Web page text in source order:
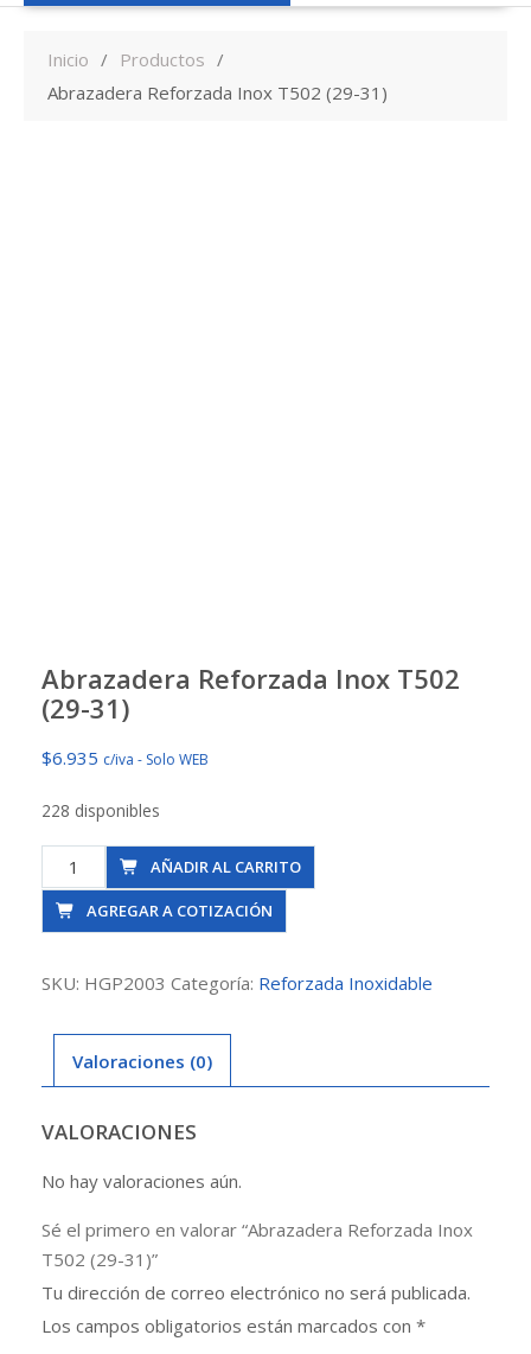
Inicio
Productos
Abrazadera Reforzada Inox T502 (29-31)
Abrazadera Reforzada Inox T502
(29-31)
$6.935 c/iva - Solo WEB
228 disponibles
Abrazadera
Reforzada
Inox
(29-
cantidad
AÑADIR AL CARRITO
AGREGAR A COTIZACIÓN
SKU: HGP2003 Categoría: Reforzada Inoxidable
Valoraciones (0)
VALORACIONES
No hay valoraciones aún.
Sé el primero en valorar “Abrazadera Reforzada Inox
T502 (29-31)”
Tu dirección de correo electrónico no será publicada.
Los campos obligatorios están marcados con *